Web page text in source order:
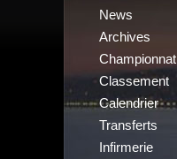
News
Archives
Championnat
Classement
Calendrier
Transferts
Infirmerie